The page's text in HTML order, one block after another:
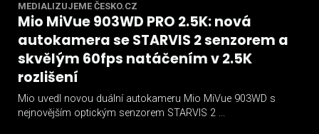
MEDIALIZUJEME ČESKO.CZ
Mio MiVue 903WD PRO 2.5K: nová
autokamera se STARVIS 2 senzorem a
skvělým 60fps natáčením v 2.5K
rozlišení
Mio uvedl novou duální autokameru Mio MiVue 903WD s
nejnovějším optickým senzorem STARVIS 2 ...